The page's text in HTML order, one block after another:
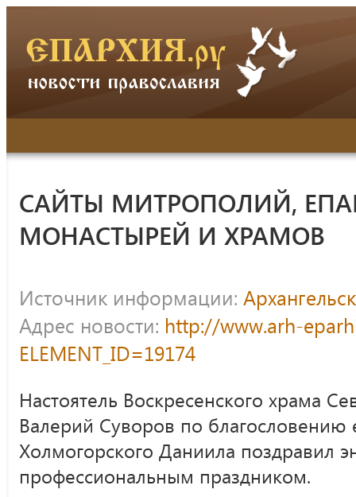
САЙТЫ МИТРОПОЛИЙ,
МОНАСТЫРЕЙ И ХРАМОВ
Источник информации:
Адрес новости: http://www.arh-
ELEMENT_ID=19174
Настоятель Воскресенского храма
Валерий Суворов по благословению
Холмогорского Даниила поздравил
профессиональным праздником.